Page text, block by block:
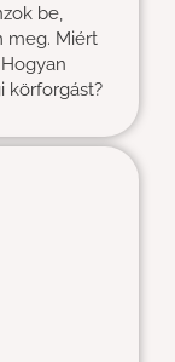
be,
meg. Miért
körforgást?